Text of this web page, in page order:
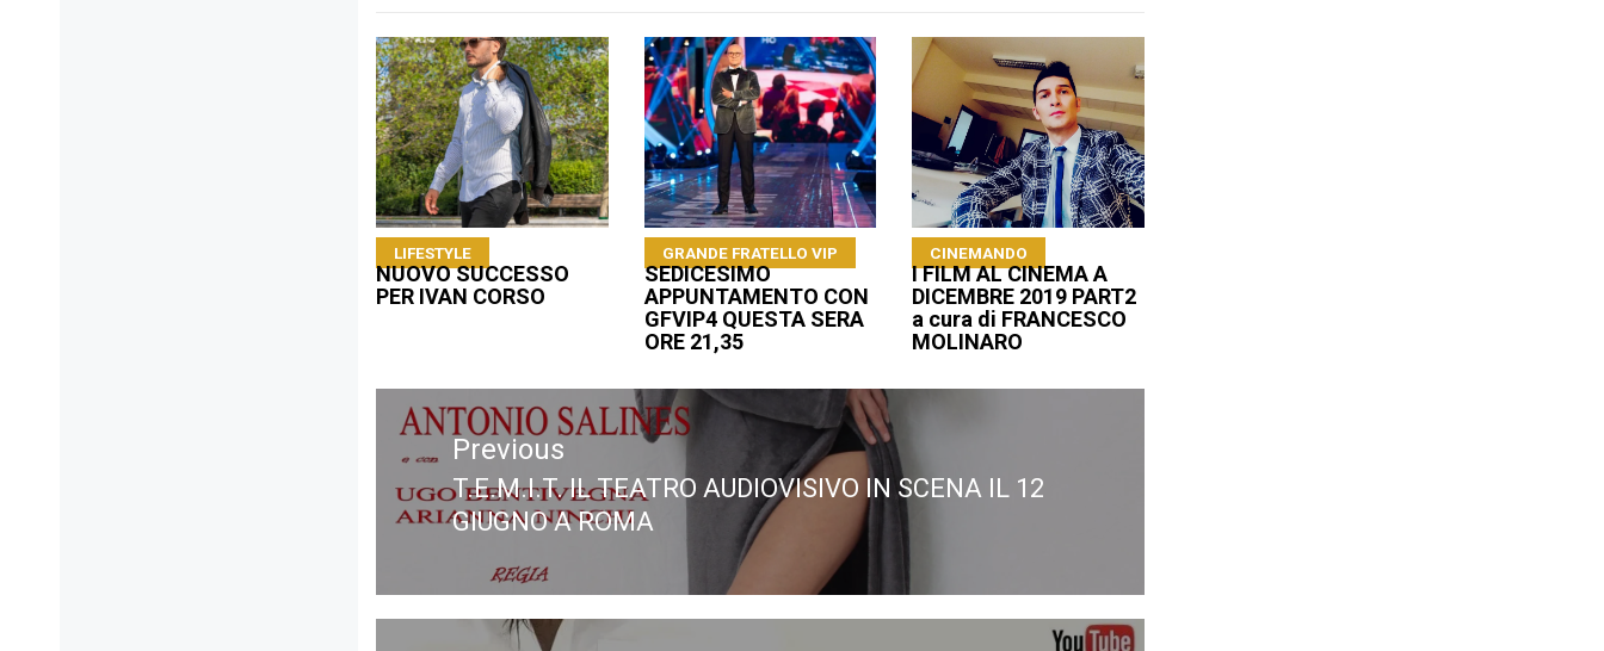
LIFESTYLE
NUOVO SUCCESSO
PER IVAN CORSO
GRANDE FRATELLO VIP
SEDICESIMO
APPUNTAMENTO CON
GFVIP4 QUESTA SERA
ORE 21,35
CINEMANDO
I FILM AL CINEMA A
DICEMBRE 2019 PART2
a cura di FRANCESCO
MOLINARO
Navigazione
articoliPrevious
Previous
post:
T.E.M.I.T. IL TEATRO AUDIOVISIVO IN SCENA IL 12
GIUGNO A ROMA